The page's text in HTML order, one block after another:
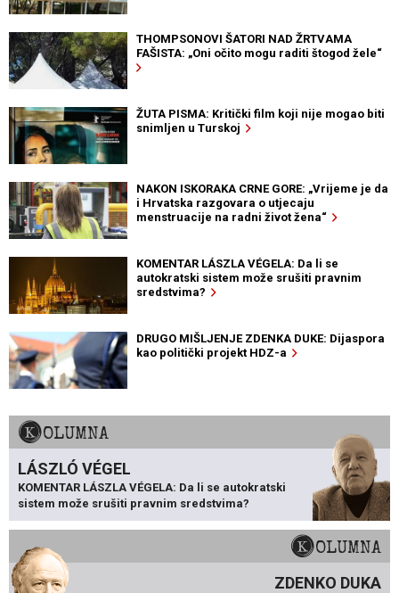
THOMPSONOVI ŠATORI NAD ŽRTVAMA
FAŠISTA: „Oni očito mogu raditi štogod žele“
ŽUTA PISMA: Kritički film koji nije mogao biti
snimljen u Turskoj
NAKON ISKORAKA CRNE GORE: „Vrijeme je da
i Hrvatska razgovara o utjecaju
menstruacije na radni život žena“
KOMENTAR LÁSZLA VÉGELA: Da li se
autokratski sistem može srušiti pravnim
sredstvima?
DRUGO MIŠLJENJE ZDENKA DUKE: Dijaspora
kao politički projekt HDZ-a
KOLUMNA
LÁSZLÓ VÉGEL
KOMENTAR LÁSZLA VÉGELA: Da li se autokratski
sistem može srušiti pravnim sredstvima?
KOLUMNA
ZDENKO DUKA